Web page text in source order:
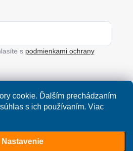
cookie. Ďalším prechádzaním
s ich používaním. Viac
Nastavenie
s podmienkami ochrany